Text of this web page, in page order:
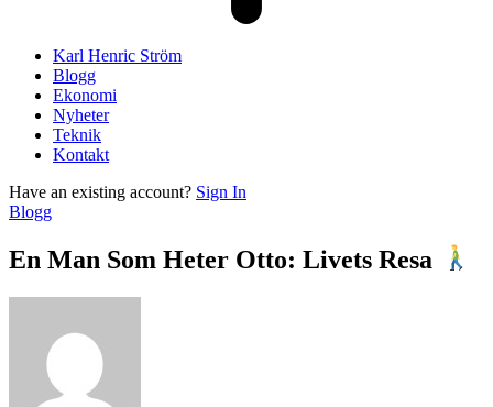
Karl Henric Ström
Blogg
Ekonomi
Nyheter
Teknik
Kontakt
Have an existing account? Sign In
Blogg
En Man Som Heter Otto: Livets Resa